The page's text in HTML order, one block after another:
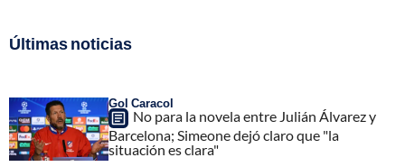
Últimas noticias
Gol Caracol
No para la novela entre Julián Álvarez y
Barcelona; Simeone dejó claro que "la
situación es clara"